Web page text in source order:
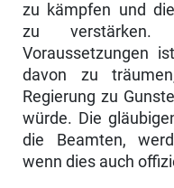
zu kämpfen und
zu
Voraussetzungen
davon zu
Regierung zu
würde. Die
die Beamten,
wenn dies auch